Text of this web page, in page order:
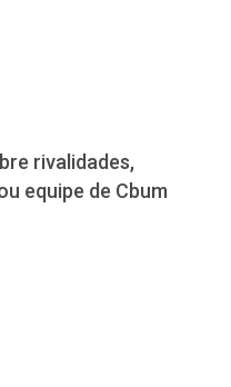
rivalidades,
equipe de Cbum